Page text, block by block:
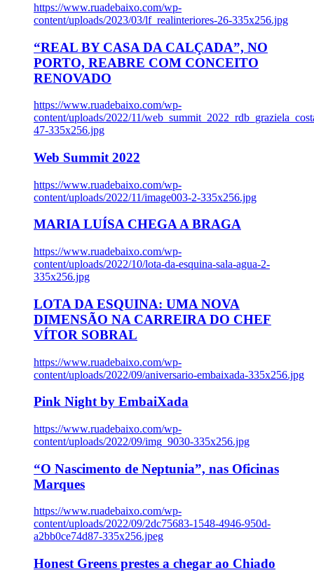
https://www.ruadebaixo.com/wp-
content/uploads/2023/03/lf_realinteriores-26-335x256.jpg
“REAL BY CASA DA CALÇADA”, NO
PORTO, REABRE COM CONCEITO
RENOVADO
https://www.ruadebaixo.com/wp-
content/uploads/2022/11/
47-335x256.jpg
Web Summit 2022
https://www.ruadebaixo.com/wp-
content/uploads/2022/11/image003-2-335x256.jpg
MARIA LUÍSA CHEGA A BRAGA
https://www.ruadebaixo.com/wp-
content/uploads/2022/10/lota-da-esquina-sala-agua-2-
335x256.jpg
LOTA DA ESQUINA: UMA NOVA
DIMENSÃO NA CARREIRA DO CHEF
VÍTOR SOBRAL
https://www.ruadebaixo.com/wp-
content/uploads/2022/09/aniversario-embaixada-335x256.jpg
Pink Night by EmbaiXada
https://www.ruadebaixo.com/wp-
content/uploads/2022/09/img_9030-335x256.jpg
“O Nascimento de Neptunia”, nas Oficinas
Marques
https://www.ruadebaixo.com/wp-
content/uploads/2022/09/2dc75683-1548-4946-950d-
a2bb0ce74d87-335x256.jpeg
Honest Greens prestes a chegar ao Chiado